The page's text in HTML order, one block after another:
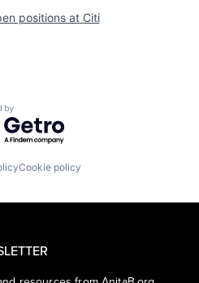
positions at Citi
by Getro.com
Cookie policy